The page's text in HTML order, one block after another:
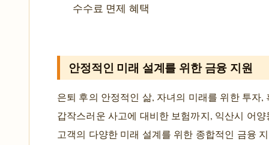
수수료 면제 혜택
안정적인 미래 설계를 위한 금융 지원
은퇴 후의 안정적인 삶, 자녀의 미래를 위한 투자,
갑작스러운 사고에 대비한 보험까지, 익산시 어
고객의 다양한 미래 설계를 위한 종합적인 금융